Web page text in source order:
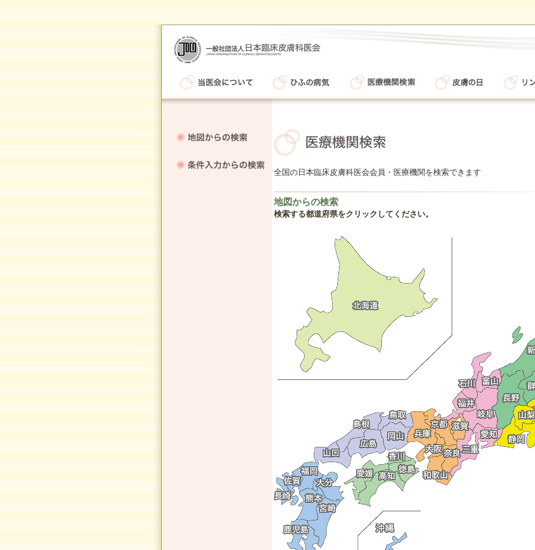
全国の日本臨床皮膚科医会会員・医療機関を検索できます
地図からの検索
検索する都道府県をクリックしてください。